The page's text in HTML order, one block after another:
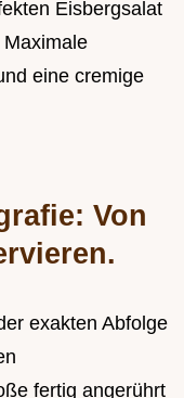
Eisbergsalat
eine cremige
Von
exakten Abfolge
fertig angerührt